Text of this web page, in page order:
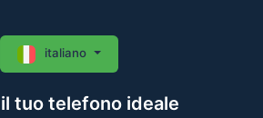
tuo telefono ideale
italiano